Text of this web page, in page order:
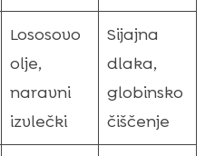
Lososovo
olje,
naravni
izvlečki
Sijajna
dlaka,
globinsko
čiščenje